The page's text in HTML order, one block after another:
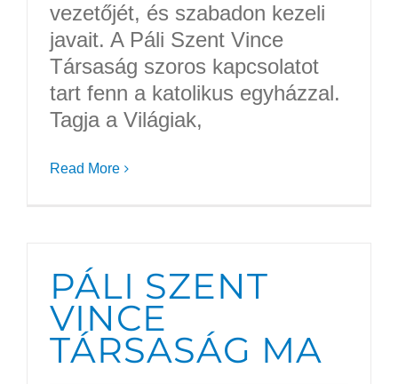
vezetőjét, és szabadon kezeli
javait. A Páli Szent Vince
Társaság szoros kapcsolatot
tart fenn a katolikus egyházzal.
Tagja a Világiak,
Read More
PÁLI SZENT
VINCE
TÁRSASÁG MA